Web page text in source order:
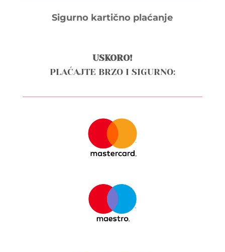
Sigurno kartično plaćanje
USKORO!
PLAĆAJTE BRZO I SIGURNO: